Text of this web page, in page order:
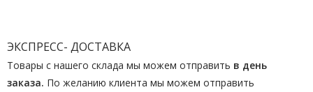
ЭКСПРЕСС- ДОСТАВКА
Товары с нашего склада мы можем отправить в день
заказа. По желанию клиента мы можем отправить